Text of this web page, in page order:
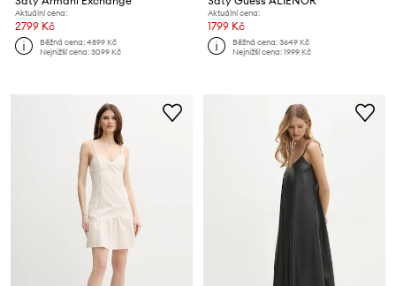
Aktuální cena:
2799 Kč
Běžná cena:4899 Kč
Nejnižší cena:3099 Kč
Aktuální cena:
1799 Kč
Běžná cena:3649 Kč
Nejnižší cena:1999 Kč